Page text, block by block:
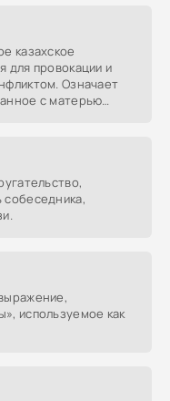
казахское
для провокации и
Означает
с матерью
используемое как